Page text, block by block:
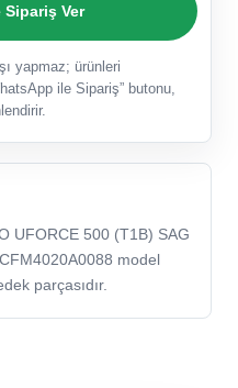
Ver
yapmaz; ürünleri
ile Sipariş” butonu,
UFORCE 500 (T1B) SAG
model
parçasıdır.